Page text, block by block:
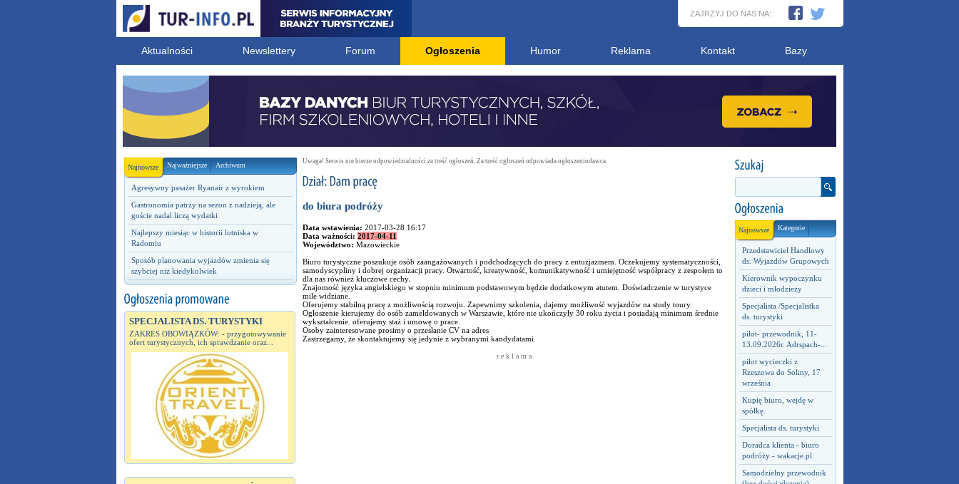
ZAJRZYJ DO NAS NA:
Aktualności Newslettery Forum Ogłoszenia Humor Reklama Kontakt Bazy
Najnowsze Najważniejsze Archiwum
Agresywny pasażer Ryanair z wyrokiem
Gastronomia patrzy na sezon z nadzieją, ale
goście nadal liczą wydatki
Najlepszy miesiąc w historii lotniska w
Radomiu
Sposób planowania wyjazdów zmienia się
szybciej niż kiedykolwiek
SPECJALISTA DS. TURYSTYKI
ZAKRES OBOWIĄZKÓW: - przygotowywanie
ofert turystycznych, ich sprawdzanie oraz...
Najnowsze Kategorie
Przedstawiciel Handlowy
ds. Wyjazdów Grupowych
Kierownik wypoczynku
dzieci i młodzieży
Specjalista /Specjalistka
ds. turystyki
pilot- przewodnik, 11-
13.09.2026r. Adrspach-...
pilot wycieczki z
Rzeszowa do Soliny, 17
września
Kupię biuro, wejdę w
spółkę.
Specjalista ds. turystyki
Doradca klienta - biuro
podróży - wakacje.pl
Samodzielny przewodnik
Uwaga! Serwis nie bierze odpowiedzialności za treść ogłoszeń. Za treść ogłoszeń odpowiada ogłoszeniodawca.
do biura podróży
Data wstawienia: 2017-03-28 16:17
Data ważności: 2017-04-11
Województwo: Mazowieckie
Biuro turystyczne poszukuje osób zaangażowanych i podchodzących do pracy z entuzjazmem. Oczekujemy systematyczności,
samodyscypliny i dobrej organizacji pracy. Otwartość, kreatywność, komunikatywność i umiejętność współpracy z zespołem to
dla nas również kluczowe cechy.
Znajomość języka angielskiego w stopniu minimum podstawowym będzie dodatkowym atutem. Doświadczenie w turystyce
mile widziane.
Oferujemy stabilną pracę z możliwością rozwoju. Zapewnimy szkolenia, dajemy możliwość wyjazdów na study toury.
Ogłoszenie kierujemy do osób zameldowanych w Warszawie, które nie ukończyły 30 roku życia i posiadają minimum średnie
wykształcenie. oferujemy staż i umowę o prace.
Osoby zainteresowane prosimy o przesłanie CV na adres
Zastrzegamy, że skontaktujemy się jedynie z wybranymi kandydatami.
r e k l a m a